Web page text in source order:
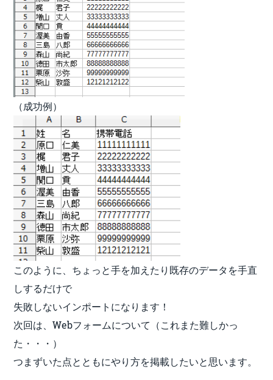
（成功例）
このように、ちょっと手を加えたり既存のデータを手直
しするだけで
失敗しないインポートになります！
次回は、Webフォームについて（これまた難しかっ
た・・・）
つまずいた点とともにやり方を掲載したいと思います。